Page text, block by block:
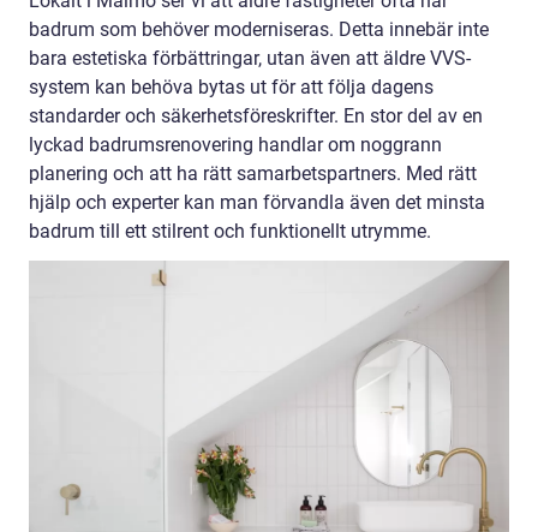
badrum som behöver moderniseras. Detta innebär inte
bara estetiska förbättringar, utan även att äldre VVS-
system kan behöva bytas ut för att följa dagens
standarder och säkerhetsföreskrifter. En stor del av en
lyckad badrumsrenovering handlar om noggrann
planering och att ha rätt samarbetspartners. Med rätt
hjälp och experter kan man förvandla även det minsta
badrum till ett stilrent och funktionellt utrymme.